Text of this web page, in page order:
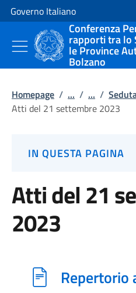
Vai al contenuto
Vai alla navigazione del sito
Governo Italiano
Conferenza
rapporti tra lo
le Province
Bolzano
Homepage / ... / ... /
Atti del 21 settembre 2023
IN QUESTA PAGINA
Atti del 21
2023
Repertorio